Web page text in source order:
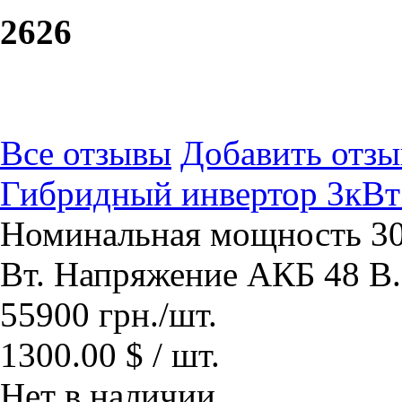
2626
Все отзывы Добавить
Гибридный инвертор
Номинальная мощность
Вт. Напряжение АКБ 48 В.
55900 грн./шт.
1300.00 $ / шт.